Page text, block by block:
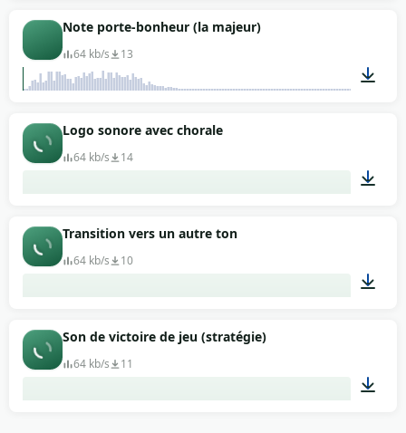
Note porte-bonheur (la majeur)
64 kb/s 13
Logo sonore avec chorale
64 kb/s 14
Transition vers un autre ton
64 kb/s 10
Son de victoire de jeu (stratégie)
64 kb/s 11